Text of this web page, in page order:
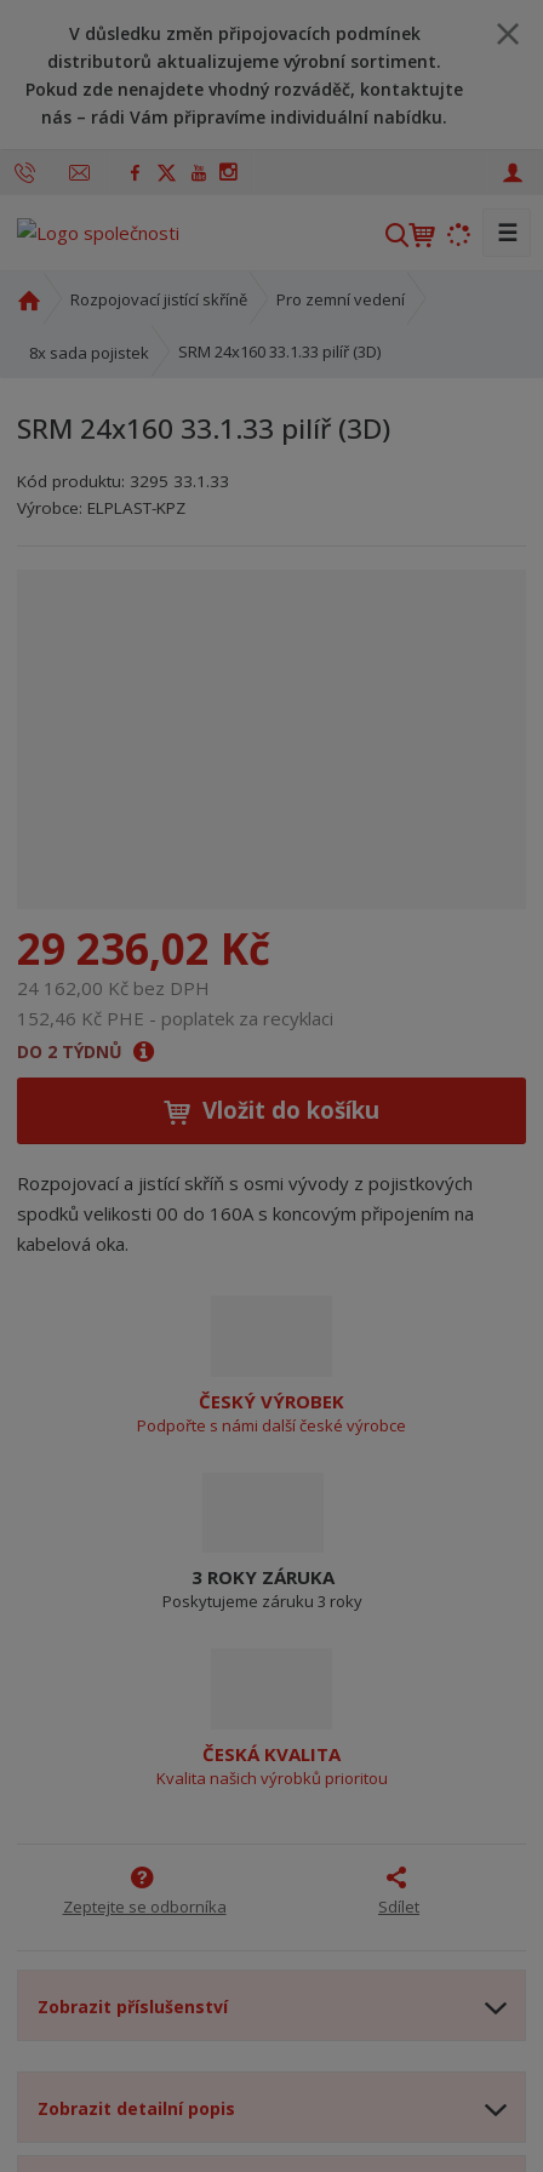
V důsledku změn připojovacích podmínek
distributorů aktualizujeme výrobní sortiment.
Pokud zde nenajdete vhodný rozváděč, kontaktujte
nás – rádi Vám připravíme individuální nabídku.
V
☰
o
í
t
r
Rozpojovací jistící skříně Pro zemní vedení
8x sada pojistek SRM 24x160 33.1.33 pilíř (3D)
SRM 24x160 33.1.33 pilíř (3D)
Kód produktu: 3295 33.1.33
Kód výrobce: 8595208607691
Kód dodavatele:8595208607691
Výrobce: ELPLAST-KPZ
29 236,02 Kč
24 162,00 Kč bez DPH
152,46 Kč PHE - poplatek za recyklaci
DO 2 TÝDNŮ
Vložit do košíku
Rozpojovací a jistící skříň s osmi vývody z pojistkových
spodků velikosti 00 do 160A s koncovým připojením na
kabelová oka.
ČESKÝ VÝROBEK
Podpořte s námi další české výrobce
3 ROKY ZÁRUKA
Poskytujeme záruku 3 roky
ČESKÁ KVALITA
Kvalita našich výrobků prioritou
Zeptejte se odborníka Sdílet
Zobrazit příslušenství
Zobrazit detailní popis